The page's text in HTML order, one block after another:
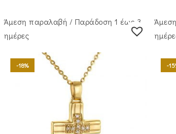
Άμεση παραλαβή / Παράδoση 1 έως 3
ημέρες
-18% -